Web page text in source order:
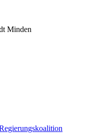
Minden